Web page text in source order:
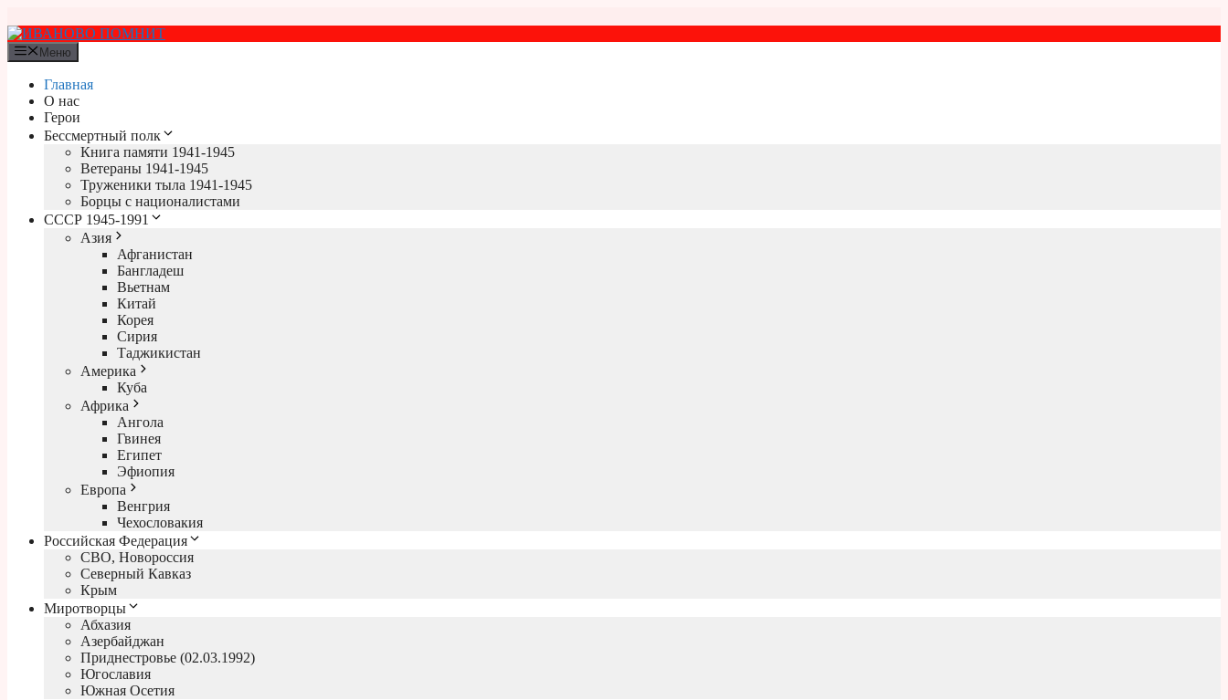
к
содержимому
Меню
Главная
О нас
Герои
Бессмертный полк
Книга памяти 1941-1945
Ветераны 1941-1945
Труженики тыла 1941-1945
Борцы с националистами
СССР 1945-1991
Азия
Афганистан
Бангладеш
Вьетнам
Китай
Корея
Сирия
Таджикистан
Америка
Куба
Африка
Ангола
Гвинея
Египет
Эфиопия
Европа
Венгрия
Чехословакия
Российская Федерация
СВО, Новороссия
Северный Кавказ
Крым
Миротворцы
Абхазия
Азербайджан
Приднестровье (02.03.1992)
Югославия
Южная Осетия